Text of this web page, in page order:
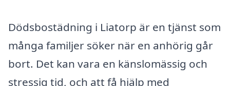
Dödsbostädning i Liatorp är en tjänst som
många familjer söker när en anhörig går
bort. Det kan vara en känslomässig och
stressig tid, och att få hjälp med